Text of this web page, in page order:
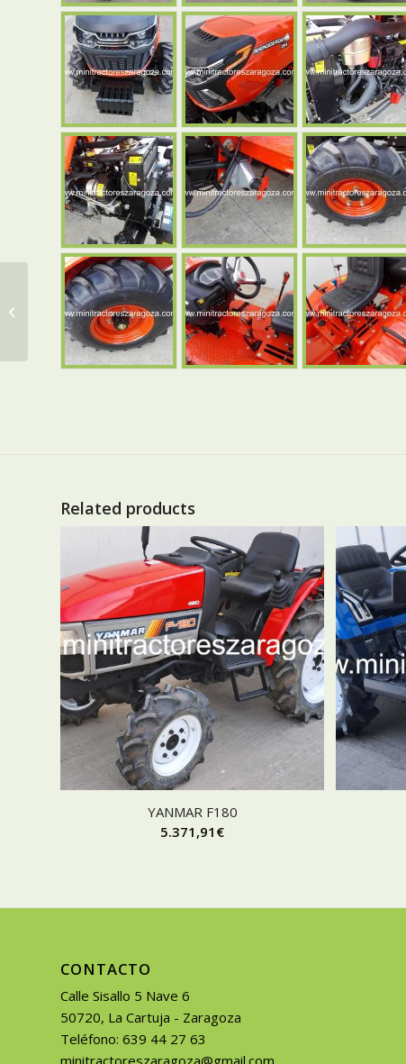
Related products
YANMAR F180
5.371,91 €
CONTACTO
Calle Sisallo 5 Nave 6
50720, La Cartuja - Zaragoza
Teléfono: 639 44 27 63
¡¡¡¡¡NUEVO!!!!! FIELDTRAC
918 (MATRICULABLE)